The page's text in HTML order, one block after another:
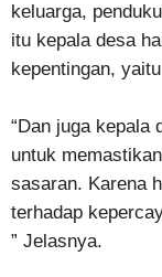
keluarga,
itu kepala desa
kepentingan,
“Dan juga kepala
untuk
sasaran. Karena
terhadap
” Jelasnya.